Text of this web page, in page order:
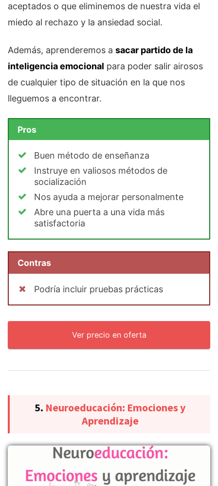
aceptados o que eliminemos de nuestra vida el
miedo al rechazo y la ansiedad social.
Además, aprenderemos a sacar partido de la
inteligencia emocional para poder salir airosos
de cualquier tipo de situación en la que nos
lleguemos a encontrar.
Pros
Buen método de enseñanza
Instruye en valiosos métodos de
socialización
Nos ayuda a mejorar personalmente
Abre una puerta a una vida más
satisfactoria
Contras
Podría incluir pruebas prácticas
Ver precio en oferta
5. Neuroeducación: Emociones y
Aprendizaje